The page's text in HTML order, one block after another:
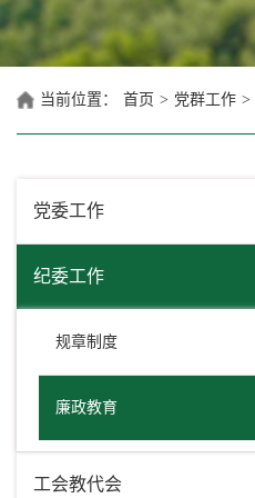
当前位置： 首页 > 党群工作 >
党委工作
纪委工作
规章制度
廉政教育
工会教代会